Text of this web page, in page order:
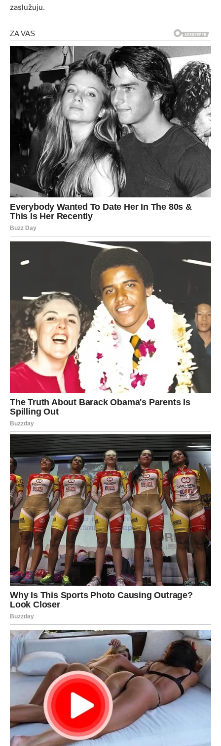
zaslužuju.